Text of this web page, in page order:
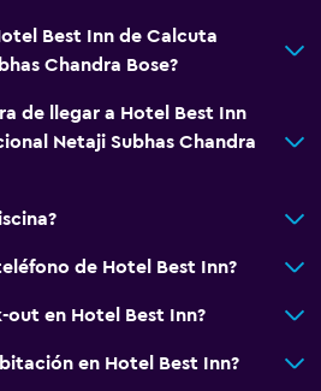
Best Inn de Calcuta
Chandra Bose?
de llegar a Hotel Best Inn
Netaji Subhas Chandra
de Hotel Best Inn?
out en Hotel Best Inn?
en Hotel Best Inn?